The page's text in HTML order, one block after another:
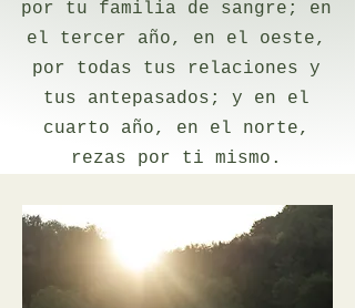
por tu familia de sangre; en
el tercer año, en el oeste,
por todas tus relaciones y
tus antepasados; y en el
cuarto año, en el norte,
rezas por ti mismo.